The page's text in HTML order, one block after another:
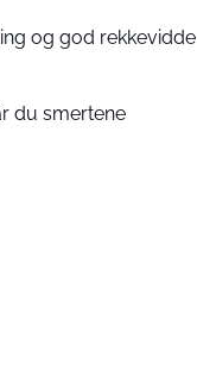
og god rekkevidde
du smertene